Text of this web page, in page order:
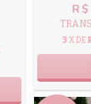
3 X DE